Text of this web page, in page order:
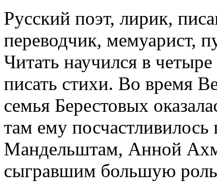
Русский поэт, лирик,
переводчик, мемуарист,
Читать научился в
писать стихи. Во время
семья Берестовых
там ему
Мандельштам, Анной
сыгравшим большую роль